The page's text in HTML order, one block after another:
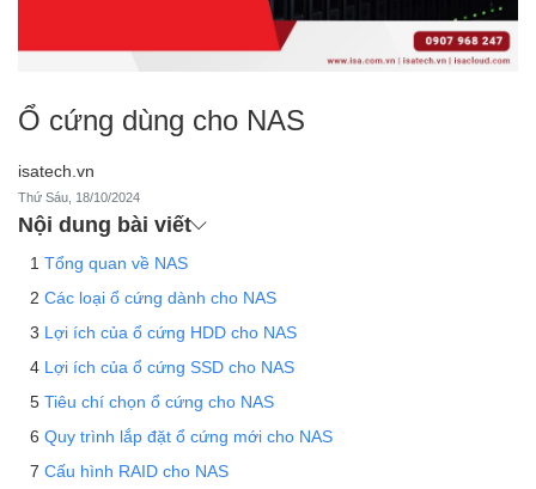
Ổ cứng dùng cho NAS
isatech.vn
Thứ Sáu, 18/10/2024
Nội dung bài viết
Tổng quan về NAS
Các loại ổ cứng dành cho NAS
Lợi ích của ổ cứng HDD cho NAS
Lợi ích của ổ cứng SSD cho NAS
Tiêu chí chọn ổ cứng cho NAS
Quy trình lắp đặt ổ cứng mới cho NAS
Cấu hình RAID cho NAS